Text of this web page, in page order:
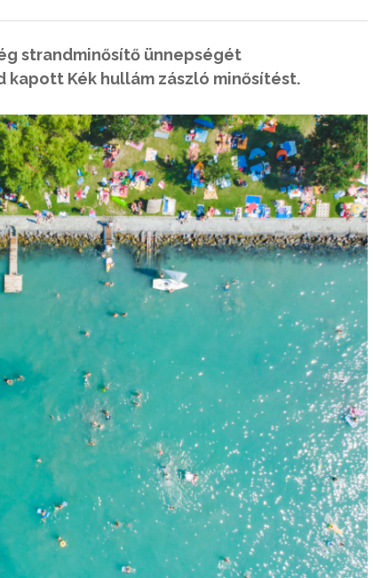
strandminősítő ünnepségét
Kék hullám zászló minősítést.